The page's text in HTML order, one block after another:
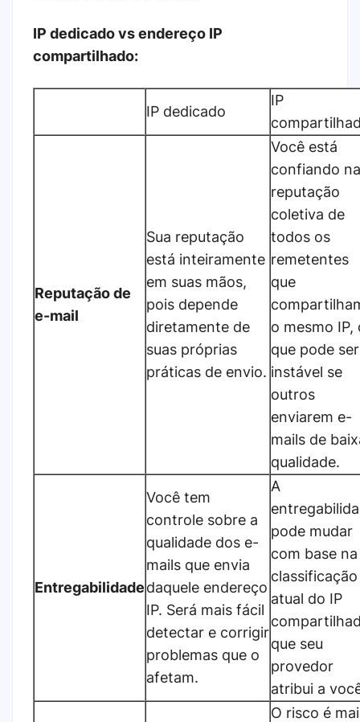
IP dedicado vs endereço IP
compartilhado:
IP dedicado
IP
Reputação de
e-mail
Sua reputação
está inteiramente
em suas mãos,
pois depende
diretamente de
suas próprias
práticas de envio.
Você está
confiando na
reputação
coletiva de
todos os
remetentes
que
o mesmo IP,
que pode ser
instável se
outros
enviarem e-
mails de
qualidade.
Entregabilidade
Você tem
controle sobre a
qualidade dos e-
mails que envia
daquele endereço
IP. Será mais fácil
detectar e corrigir
problemas que o
afetam.
A
pode mudar
com base na
classificação
atual do IP
que seu
provedor
atribui a
O risco é